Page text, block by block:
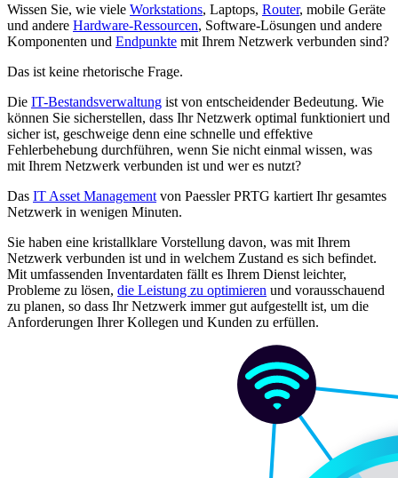
Wissen Sie, wie viele Workstations, Laptops, Router, mobile Geräte
und andere Hardware-Ressourcen, Software-Lösungen und andere
Komponenten und Endpunkte mit Ihrem Netzwerk verbunden sind?
Das ist keine rhetorische Frage.
Die IT-Bestandsverwaltung ist von entscheidender Bedeutung. Wie
können Sie sicherstellen, dass Ihr Netzwerk optimal funktioniert und
sicher ist, geschweige denn eine schnelle und effektive
Fehlerbehebung durchführen, wenn Sie nicht einmal wissen, was
mit Ihrem Netzwerk verbunden ist und wer es nutzt?
Das IT Asset Management von Paessler PRTG kartiert Ihr gesamtes
Netzwerk in wenigen Minuten.
Sie haben eine kristallklare Vorstellung davon, was mit Ihrem
Netzwerk verbunden ist und in welchem Zustand es sich befindet.
Mit umfassenden Inventardaten fällt es Ihrem Dienst leichter,
Probleme zu lösen, die Leistung zu optimieren und vorausschauend
zu planen, so dass Ihr Netzwerk immer gut aufgestellt ist, um die
Anforderungen Ihrer Kollegen und Kunden zu erfüllen.